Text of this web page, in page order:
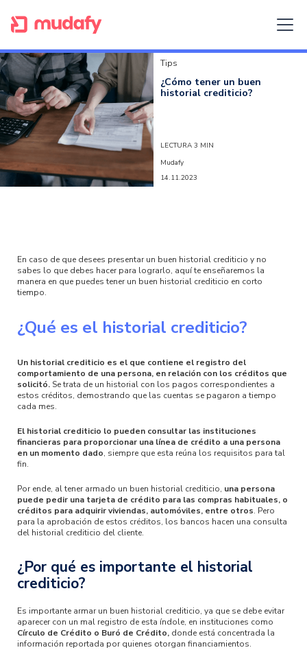
Tips
¿Cómo tener un buen
historial crediticio?
LECTURA 3 MIN
Mudafy
14.11.2023
En caso de que desees presentar un buen historial crediticio y no
sabes lo que debes hacer para lograrlo, aquí te enseñaremos la
manera en que puedes tener un buen historial crediticio en corto
tiempo.
¿Qué es el historial crediticio?
Un historial crediticio es el que contiene el registro del
comportamiento de una persona, en relación con los créditos que
solicitó. Se trata de un historial con los pagos correspondientes a
estos créditos, demostrando que las cuentas se pagaron a tiempo
cada mes.
El historial crediticio lo pueden consultar las instituciones
financieras para proporcionar una línea de crédito a una persona
en un momento dado, siempre que esta reúna los requisitos para tal
fin.
Por ende, al tener armado un buen historial crediticio, una persona
puede pedir una tarjeta de crédito para las compras habituales, o
créditos para adquirir viviendas, automóviles, entre otros. Pero
para la aprobación de estos créditos, los bancos hacen una consulta
del historial crediticio del cliente.
¿Por qué es importante el historial
crediticio?
Es importante armar un buen historial crediticio, ya que se debe evitar
aparecer con un mal registro de esta índole, en instituciones como
Círculo de Crédito o Buró de Crédito, donde está concentrada la
información reportada por quienes otorgan financiamientos.